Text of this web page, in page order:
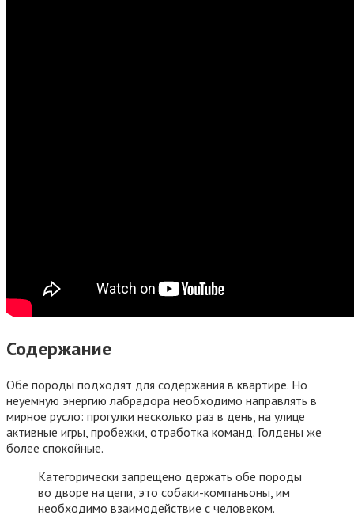
Содержание
Обе породы подходят для содержания в квартире. Но
неуемную энергию лабрадора необходимо направлять в
мирное русло: прогулки несколько раз в день, на улице
активные игры, пробежки, отработка команд. Голдены же
более спокойные.
Категорически запрещено держать обе породы
во дворе на цепи, это собаки-компаньоны, им
необходимо взаимодействие с человеком.